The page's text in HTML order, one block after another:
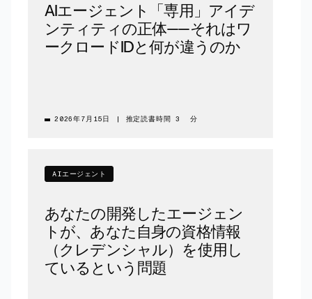
AIエージェント「専用」アイデ
ンティティの正体——それはワ
ークロードIDと何が違うのか
2026年7月15日 推定読書時間 3 分
AIエージェント
あなたの開発したエージェン
トが、あなた自身の資格情報
（クレデンシャル）を使用し
ているという問題